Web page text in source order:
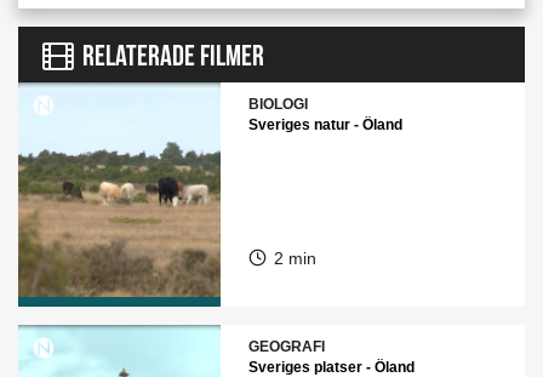
RELATERADE FILMER
BIOLOGI
Sveriges natur - Öland
2 min
GEOGRAFI
Sveriges platser - Öland